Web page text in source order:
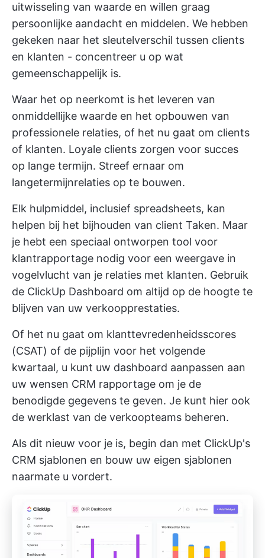
uitwisseling van waarde en willen graag
persoonlijke aandacht en middelen. We hebben
gekeken naar het sleutelverschil tussen clients
en klanten - concentreer u op wat
gemeenschappelijk is.
Waar het op neerkomt is het leveren van
onmiddellijke waarde en het opbouwen van
professionele relaties, of het nu gaat om clients
of klanten. Loyale clients zorgen voor succes
op lange termijn. Streef ernaar om
langetermijnrelaties op te bouwen.
Elk hulpmiddel, inclusief spreadsheets, kan
helpen bij het bijhouden van client Taken. Maar
je hebt een speciaal ontworpen tool voor
klantrapportage nodig voor een weergave in
vogelvlucht van je relaties met klanten. Gebruik
de ClickUp Dashboard om altijd op de hoogte te
blijven van uw verkoopprestaties.
Of het nu gaat om klanttevredenheidsscores
(CSAT) of de pijplijn voor het volgende
kwartaal, u kunt uw dashboard aanpassen aan
uw wensen CRM rapportage om je de
benodigde gegevens te geven. Je kunt hier ook
de werklast van de verkoopteams beheren.
Als dit nieuw voor je is, begin dan met ClickUp's
CRM sjablonen en bouw uw eigen sjablonen
naarmate u vordert.